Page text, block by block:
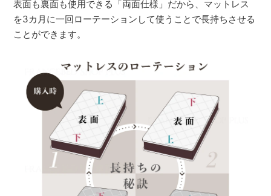
表面も裏面も使用できる「両面仕様」だから、マットレス
を3カ月に一回ローテーションして使うことで長持ちさせる
ことができます。